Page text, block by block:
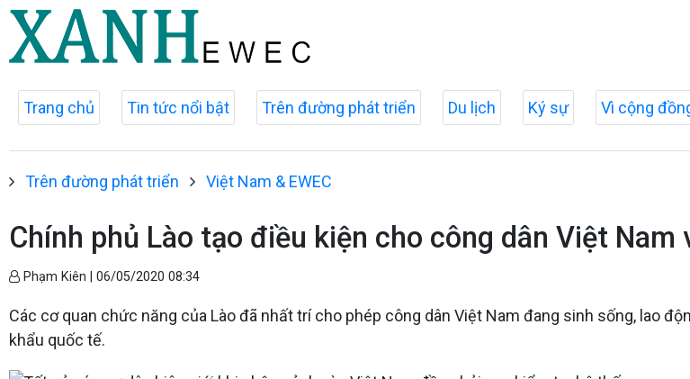
Trang chủ Tin tức nổi bật Trên đường phát triển Du lịch Ký sự Vì cộng
Trên đường phát triển Việt Nam & EWEC
Chính phủ Lào tạo điều kiện cho công dân Việt Nam
Phạm Kiên | 06/05/2020 08:34
Các cơ quan chức năng của Lào đã nhất trí cho phép công dân Việt Nam đang sinh sống, lao
khẩu quốc tế.